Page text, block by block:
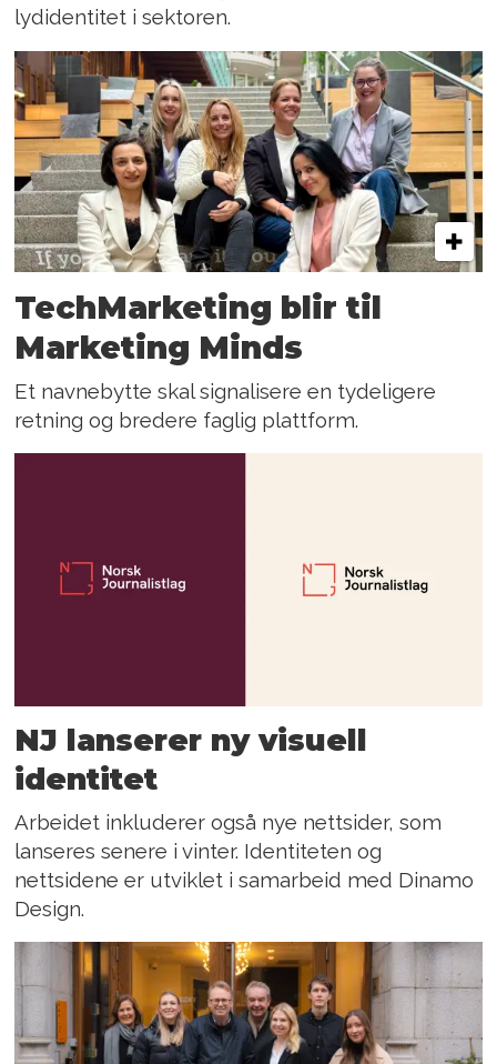
lydidentitet i sektoren.
TechMarketing blir til
Marketing Minds
Et navnebytte skal signalisere en tydeligere
retning og bredere faglig plattform.
NJ lanserer ny visuell
identitet
Arbeidet inkluderer også nye nettsider, som
lanseres senere i vinter. Identiteten og
nettsidene er utviklet i samarbeid med Dinamo
Design.